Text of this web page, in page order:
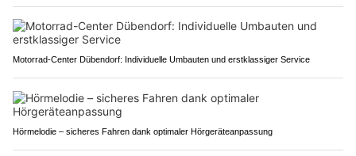
Motorrad-Center Dübendorf: Individuelle Umbauten und erstklassiger Service
Hörmelodie – sicheres Fahren dank optimaler Hörgeräteanpassung